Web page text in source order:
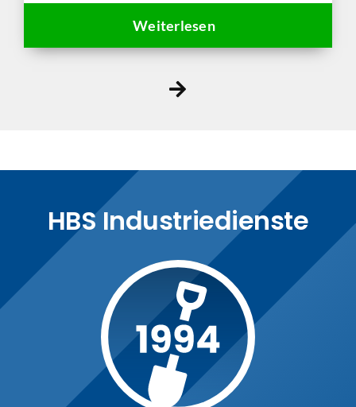
Weiterlesen
HBS Industriedienste